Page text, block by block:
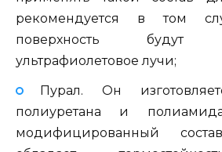
рекомендуется в том
поверхность будут
ультрафиолетовое лучи;
Пурал. Он
полиуретана и
модифицированный